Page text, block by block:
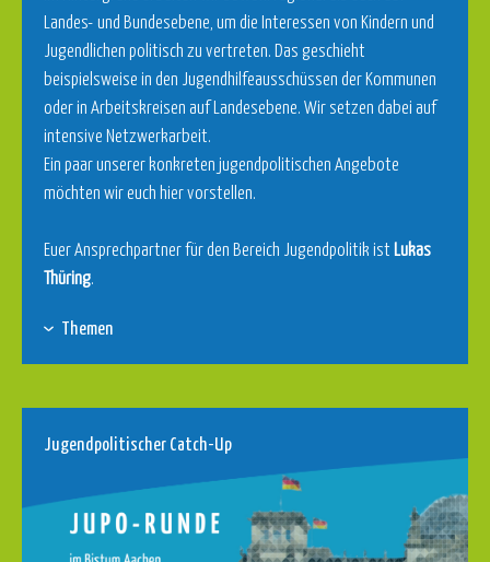
Landes- und Bundesebene, um die Interessen von Kindern und
Jugendlichen politisch zu vertreten. Das geschieht
beispielsweise in den Jugendhilfeausschüssen der Kommunen
oder in Arbeitskreisen auf Landesebene. Wir setzen dabei auf
intensive Netzwerkarbeit.
Ein paar unserer konkreten jugendpolitischen Angebote
möchten wir euch hier vorstellen.
Euer Ansprechpartner für den Bereich Jugendpolitik istLukas
Thüring.
Themen
Jugendpolitischer Catch-Up